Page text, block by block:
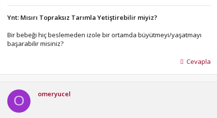
Ynt: Mısırı Topraksız Tarımla Yetiştirebilir miyiz?
Bir bebeği hiç beslemeden izole bir ortamda büyütmeyi/yaşatmayı
başarabilir misiniz?
Cevapla
O omeryucel